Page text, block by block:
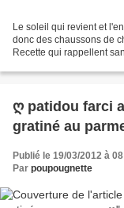
Le soleil qui revient et
donc des chaussons de
Recette qui rappellent
ღ patidou farci
gratiné au
Publié le 19/03/2012 à
Par poupougnette